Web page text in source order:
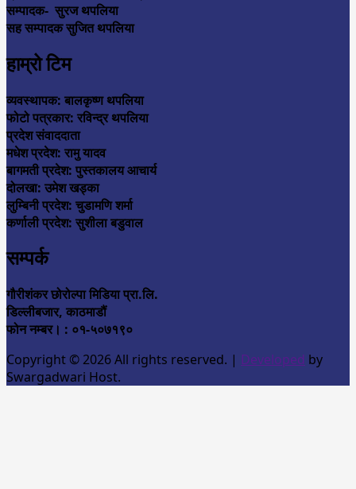
सम्पादक- सुरज थपलिया
सह सम्पादक सुजित थपलिया
हाम्रो टिम
व्यवस्थापक: बालकृष्ण थपलिया
फोटो पत्रकार: रविन्द्र थपलिया
प्रदेश संवाददाता
मधेश प्रदेश: रामु यादव
बागमती प्रदेश: पुस्तकालय आचार्य
दोलखा: उमेश खड्का
लुम्बिनी प्रदेश: चुडामणि शर्मा
कर्णाली प्रदेश: सुशीला बडुवाल
सम्पर्क
गौरीशंकर छोरोल्पा मिडिया प्रा.लि.
डिल्लीबजार, काठमाडौं
फोन नम्बर। : ०१-५०७१९०
Copyright © 2026 All rights reserved. | Developed by
Swargadwari Host.